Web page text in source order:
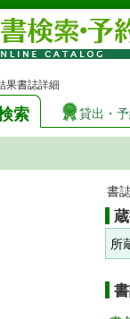
果書誌詳細
索 貸出・
書
所